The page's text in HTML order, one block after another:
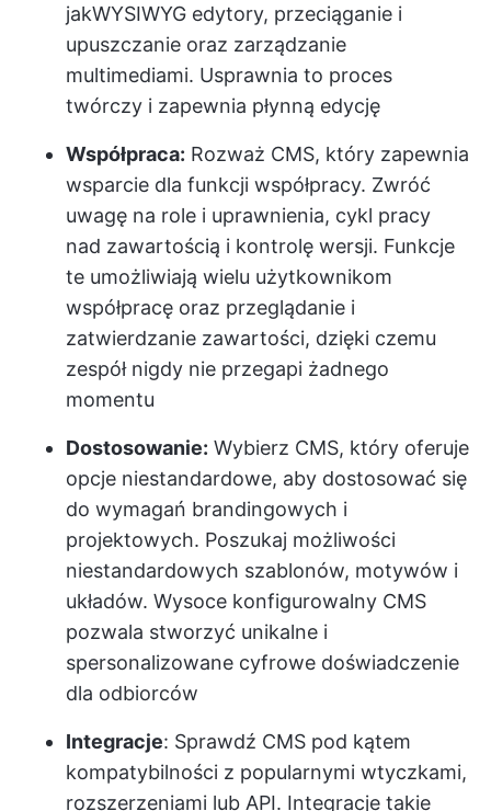
jakWYSIWYG edytory, przeciąganie i
upuszczanie oraz zarządzanie
multimediami. Usprawnia to proces
twórczy i zapewnia płynną edycję
Współpraca: Rozważ CMS, który zapewnia
wsparcie dla funkcji współpracy. Zwróć
uwagę na role i uprawnienia, cykl pracy
nad zawartością i kontrolę wersji. Funkcje
te umożliwiają wielu użytkownikom
współpracę oraz przeglądanie i
zatwierdzanie zawartości, dzięki czemu
zespół nigdy nie przegapi żadnego
momentu
Dostosowanie: Wybierz CMS, który oferuje
opcje niestandardowe, aby dostosować się
do wymagań brandingowych i
projektowych. Poszukaj możliwości
niestandardowych szablonów, motywów i
układów. Wysoce konfigurowalny CMS
pozwala stworzyć unikalne i
spersonalizowane cyfrowe doświadczenie
dla odbiorców
Integracje: Sprawdź CMS pod kątem
kompatybilności z popularnymi wtyczkami,
rozszerzeniami lub API. Integracje takie